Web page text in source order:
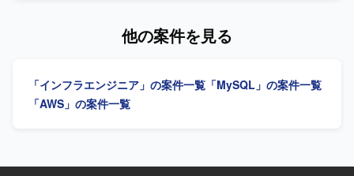
関わることができます。 スモールスタートから5年スパンで
す。 移動支援や地域交通の維持、ドライバー不足などの社
会課題の解決に直結する社会インフラ領域に挑戦できる点
ど
他の案件を見る
「インフラエンジニア」の案件一覧 「MySQL」の案件一覧
「AWS」の案件一覧